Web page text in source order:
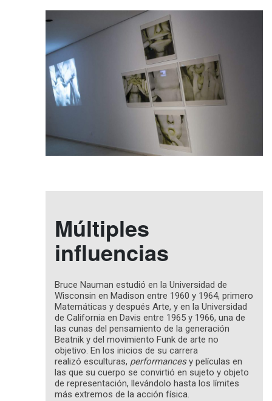
Múltiples
influencias
Bruce Nauman estudió en la Universidad de
Wisconsin en Madison entre 1960 y 1964, primero
Matemáticas y después Arte, y en la Universidad
de California en Davis entre 1965 y 1966, una de
las cunas del pensamiento de la generación
Beatnik y del movimiento Funk de arte no
objetivo. En los inicios de su carrera
realizó esculturas, performancesy películas en
las que su cuerpo se convirtió en sujeto y objeto
de representación, llevándolo hasta los límites
más extremos de la acción física.